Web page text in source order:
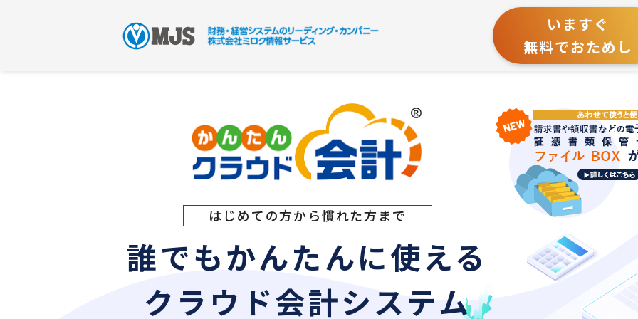
いますぐ
無料でおためし
はじめての方から慣れた方まで
誰でもかんたんに使える
クラウド会計システム